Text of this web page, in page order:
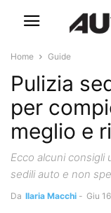
Home Guide
Pulizia
per
meglio e
Ecco alcuni consigli
sedili auto e non
Da Ilaria Macchi - Giu